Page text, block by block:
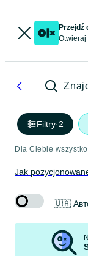
Przejdź
Otwieraj
Filtry·2
Jak
🇺🇦